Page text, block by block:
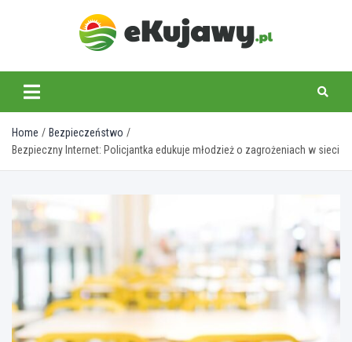
ekujawy.pl
Home
Bezpieczeństwo
Bezpieczny Internet: Policjantka edukuje młodzież o zagrożeniach w sieci